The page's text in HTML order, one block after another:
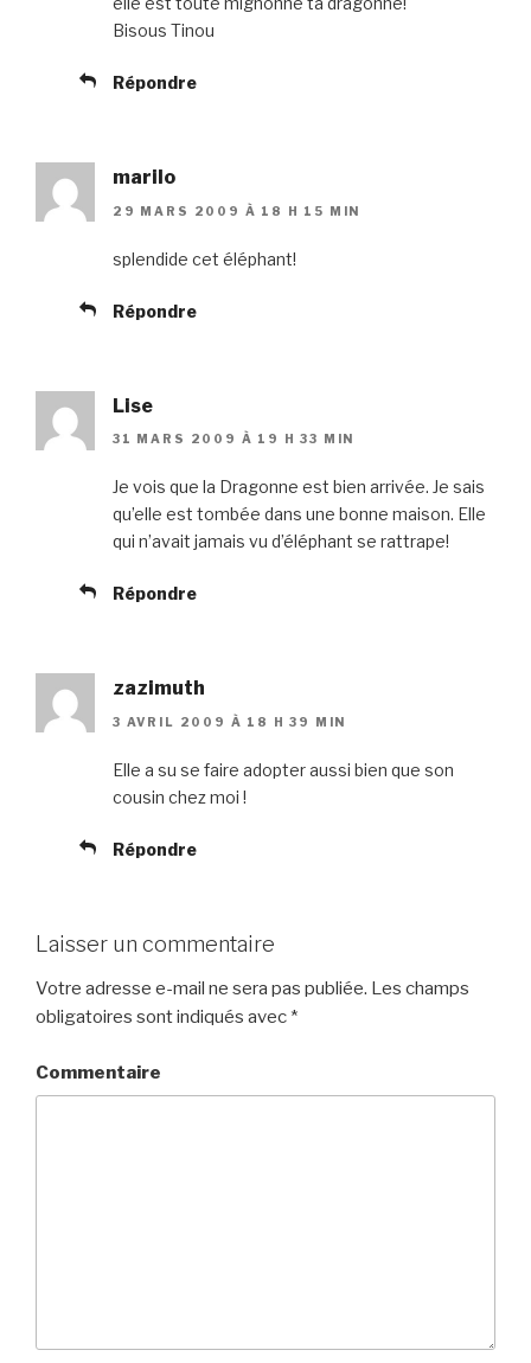
Bisous Tinou
Répondre
marilo
29 MARS 2009 À 18 H 15 MIN
splendide cet éléphant!
Répondre
Lise
31 MARS 2009 À 19 H 33 MIN
Je vois que la Dragonne est bien arrivée. Je sais
qu’elle est tombée dans une bonne maison. Elle
qui n’avait jamais vu d’éléphant se rattrape!
Répondre
zazimuth
3 AVRIL 2009 À 18 H 39 MIN
Elle a su se faire adopter aussi bien que son
cousin chez moi !
Répondre
Laisser un commentaire
Votre adresse e-mail ne sera pas publiée. Les champs
obligatoires sont indiqués avec *
Commentaire